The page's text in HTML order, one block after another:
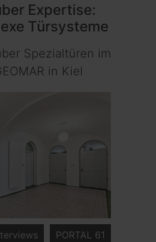
Expertise:
Türsysteme
Spezialtüren im
in Kiel
PORTAL 61